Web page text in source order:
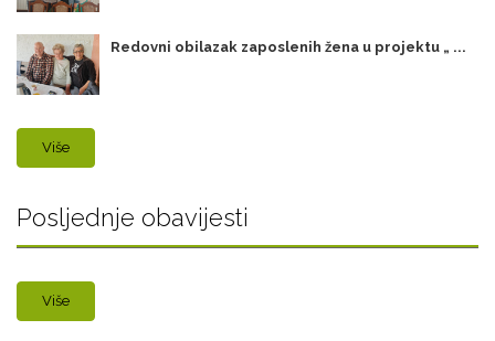
Redovni obilazak zaposlenih žena u projektu „ ...
Više
Posljednje obavijesti
Više